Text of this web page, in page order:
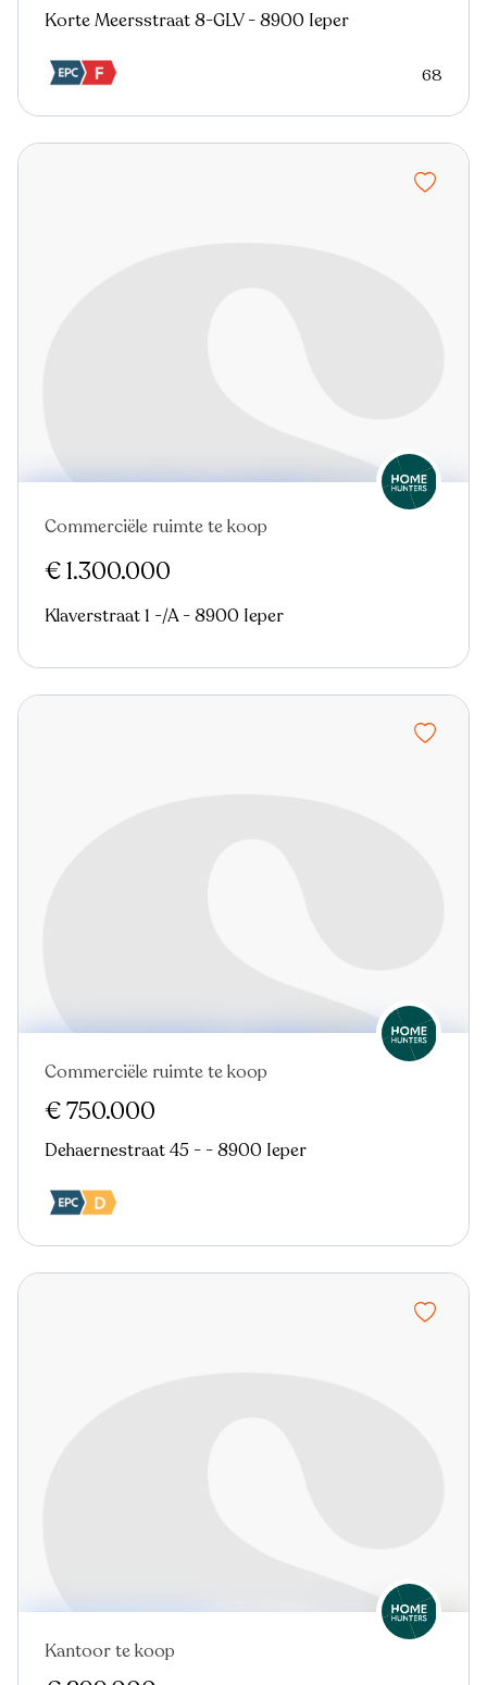
Korte Meersstraat 8-GLV - 8900 Ieper
68
Commerciële ruimte te koop
€ 1.300.000
Klaverstraat 1 -/A - 8900 Ieper
Commerciële ruimte te koop
€ 750.000
Dehaernestraat 45 - - 8900 Ieper
Kantoor te koop